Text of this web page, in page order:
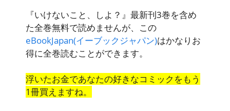
『いけないこと、しよ？』最新刊3巻を含め
た全巻無料で読めませんが、この
eBookJapan(イーブックジャパン)はかなりお
得に全巻読むことができます。
浮いたお金であなたの好きなコミックをもう
1冊買えますね。